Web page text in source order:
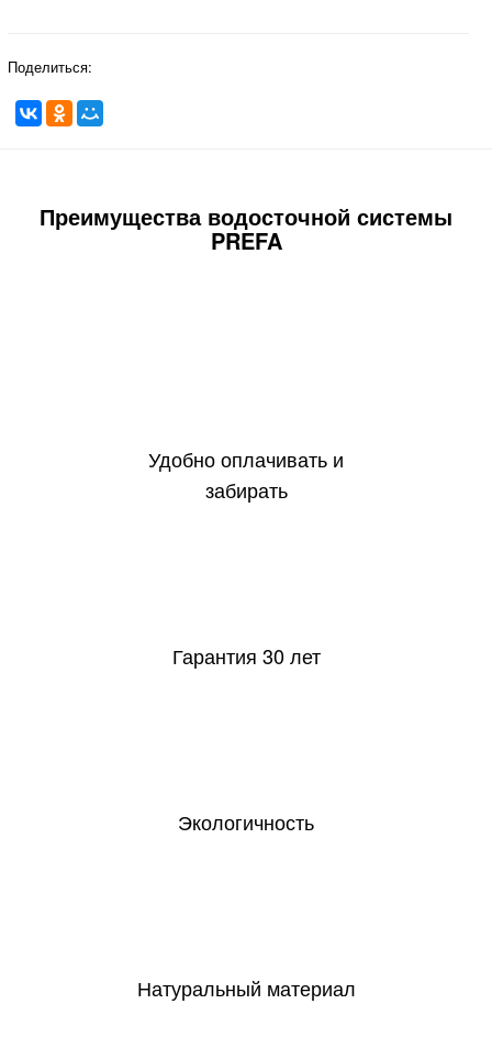
Поделиться:
Преимущества водосточной системы
PREFA
Удобно оплачивать и
забирать
Гарантия 30 лет
Экологичность
Натуральный материал